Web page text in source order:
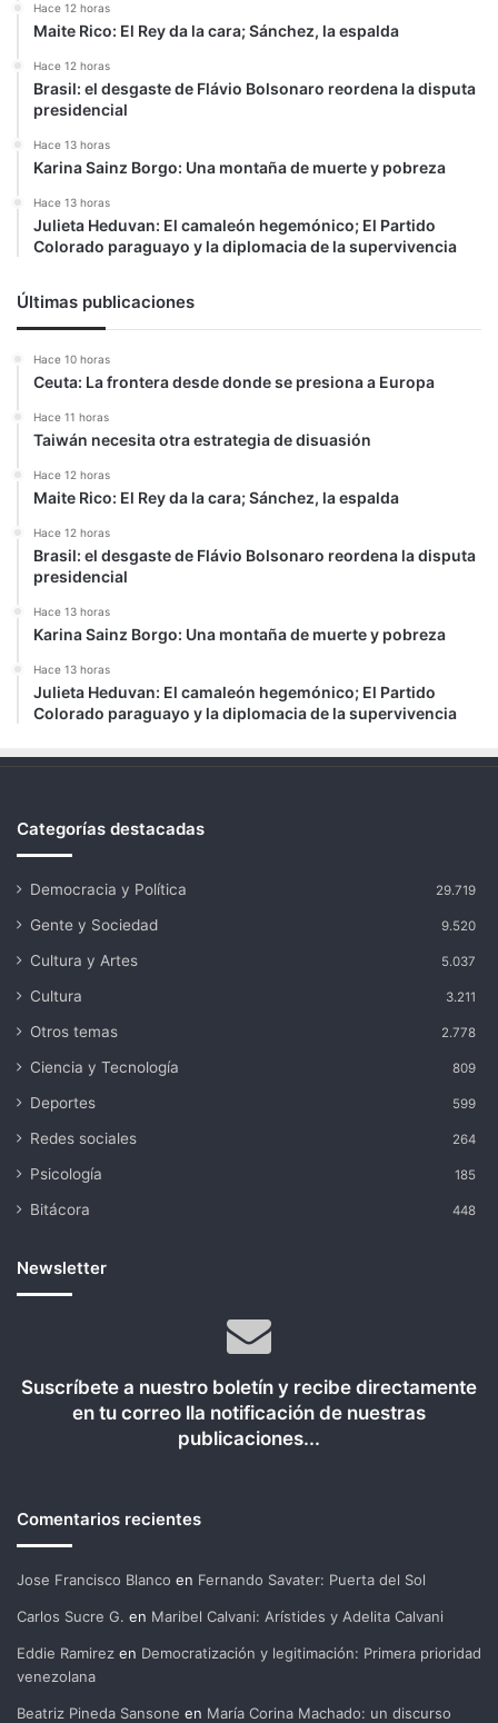
Hace 12 horas
Maite Rico: El Rey da la cara; Sánchez, la espalda
Hace 12 horas
Brasil: el desgaste de Flávio Bolsonaro reordena la disputa
presidencial
Hace 13 horas
Karina Sainz Borgo: Una montaña de muerte y pobreza
Hace 13 horas
Julieta Heduvan: El camaleón hegemónico; El Partido
Colorado paraguayo y la diplomacia de la supervivencia
Últimas publicaciones
Hace 10 horas
Ceuta: La frontera desde donde se presiona a Europa
Hace 11 horas
Taiwán necesita otra estrategia de disuasión
Hace 12 horas
Maite Rico: El Rey da la cara; Sánchez, la espalda
Hace 12 horas
Brasil: el desgaste de Flávio Bolsonaro reordena la disputa
presidencial
Hace 13 horas
Karina Sainz Borgo: Una montaña de muerte y pobreza
Hace 13 horas
Julieta Heduvan: El camaleón hegemónico; El Partido
Colorado paraguayo y la diplomacia de la supervivencia
Categorías destacadas
Democracia y Política 29.719
Gente y Sociedad 9.520
Cultura y Artes 5.037
Cultura 3.211
Otros temas 2.778
Ciencia y Tecnología 809
Deportes 599
Redes sociales 264
Psicología 185
Bitácora 448
Newsletter
Suscríbete a nuestro boletín y recibe directamente
en tu correo lla notificación de nuestras
publicaciones...
Comentarios recientes
Jose Francisco Blanco en Fernando Savater: Puerta del Sol
Carlos Sucre G. en Maribel Calvani: Arístides y Adelita Calvani
Eddie Ramirez en Democratización y legitimación: Primera prioridad
venezolana
Beatriz Pineda Sansone en María Corina Machado: un discurso